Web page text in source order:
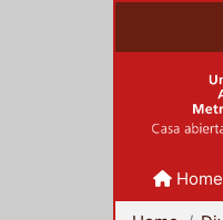
Home